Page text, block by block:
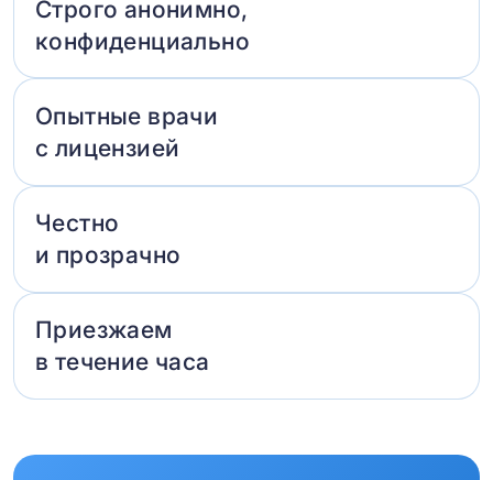
Строго анонимно,
конфиденциально
Опытные врачи
с лицензией
Честно
и прозрачно
Приезжаем
в течение часа